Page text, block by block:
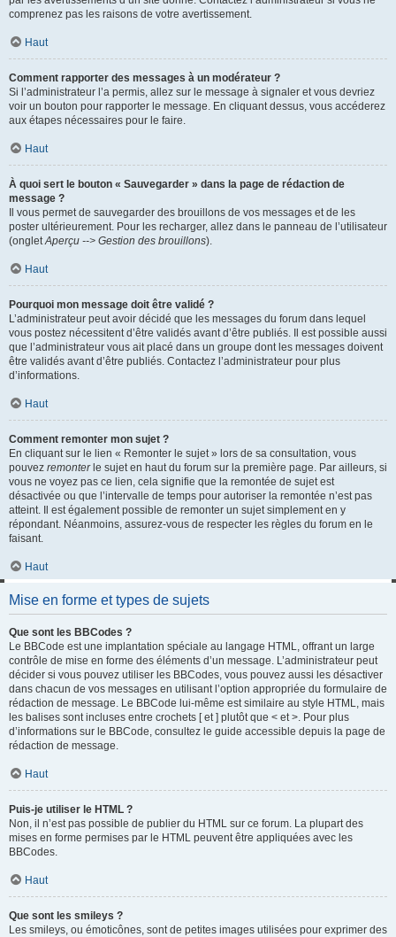
comprenez pas les raisons de votre avertissement.
Haut
Comment rapporter des messages à un modérateur ?
Si l’administrateur l’a permis, allez sur le message à signaler et vous devriez
voir un bouton pour rapporter le message. En cliquant dessus, vous accéderez
aux étapes nécessaires pour le faire.
Haut
À quoi sert le bouton « Sauvegarder » dans la page de rédaction de
message ?
Il vous permet de sauvegarder des brouillons de vos messages et de les
poster ultérieurement. Pour les recharger, allez dans le panneau de l’utilisateur
(ongletAperçu --> Gestion des brouillons).
Haut
Pourquoi mon message doit être validé ?
L’administrateur peut avoir décidé que les messages du forum dans lequel
vous postez nécessitent d’être validés avant d’être publiés. Il est possible aussi
que l’administrateur vous ait placé dans un groupe dont les messages doivent
être validés avant d’être publiés. Contactez l’administrateur pour plus
d’informations.
Haut
Comment remonter mon sujet ?
En cliquant sur le lien « Remonter le sujet » lors de sa consultation, vous
pouvez remonterle sujet en haut du forum sur la première page. Par ailleurs, si
vous ne voyez pas ce lien, cela signifie que la remontée de sujet est
désactivée ou que l’intervalle de temps pour autoriser la remontée n’est pas
atteint. Il est également possible de remonter un sujet simplement en y
répondant. Néanmoins, assurez-vous de respecter les règles du forum en le
faisant.
Haut
Mise en forme et types de sujets
Que sont les BBCodes ?
Le BBCode est une implantation spéciale au langage HTML, offrant un large
contrôle de mise en forme des éléments d’un message. L’administrateur peut
décider si vous pouvez utiliser les BBCodes, vous pouvez aussi les désactiver
dans chacun de vos messages en utilisant l’option appropriée du formulaire de
rédaction de message. Le BBCode lui-même est similaire au style HTML, mais
les balises sont incluses entre crochets [ et ] plutôt que < et >. Pour plus
d’informations sur le BBCode, consultez le guide accessible depuis la page de
rédaction de message.
Haut
Puis-je utiliser le HTML ?
Non, il n’est pas possible de publier du HTML sur ce forum. La plupart des
mises en forme permises par le HTML peuvent être appliquées avec les
BBCodes.
Haut
Que sont les smileys ?
Les smileys, ou émoticônes, sont de petites images utilisées pour exprimer des